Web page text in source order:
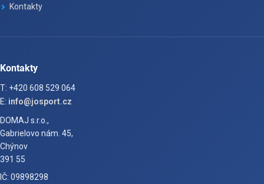
Kontakty
Kontakty
T: +420 608 529 064
E: info@josport.cz
DOMAJ s.r.o.,
Gabrielovo nám. 45,
Chýnov
391 55
IČ: 09898298